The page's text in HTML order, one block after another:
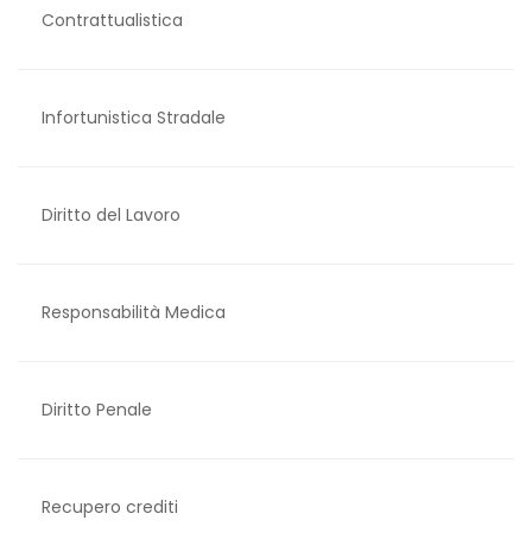
Contrattualistica
Infortunistica Stradale
​​Diritto del Lavoro
Responsabilità Medica
Diritto Penale
Recupero crediti